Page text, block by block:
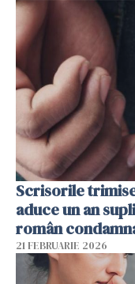
Scrisorile
aduce un an
român
21 FEBRUARIE 2026